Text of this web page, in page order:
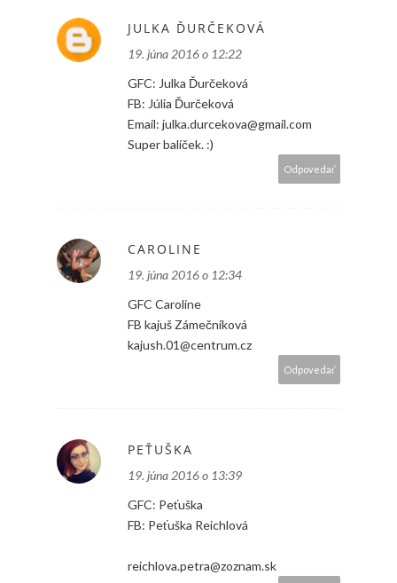
JULKA ĎURČEKOVÁ
19. júna 2016 o 12:22
GFC: Julka Ďurčeková
FB: Júlia Ďurčeková
Email: julka.durcekova@gmail.com
Super balíček. :)
Odpovedať
CAROLINE
19. júna 2016 o 12:34
GFC Caroline
FB kajuš Zámečníková
kajush.01@centrum.cz
Odpovedať
PEŤUŠKA
19. júna 2016 o 13:39
GFC: Peťuška
FB: Peťuška Reichlová
reichlova.petra@zoznam.sk